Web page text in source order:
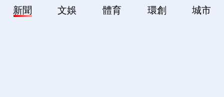
新聞 文娛 體育 環創 城市